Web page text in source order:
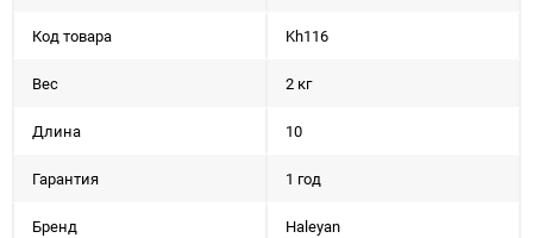
Код товара Kh116
Вес 2 кг
Длина 10
Гарантия 1 год
Бренд Haleyan